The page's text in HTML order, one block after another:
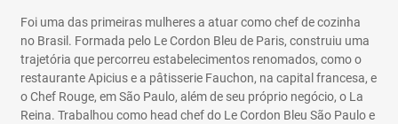
Foi uma das primeiras mulheres a atuar como chef de cozinha
no Brasil. Formada pelo Le Cordon Bleu de Paris, construiu uma
trajetória que percorreu estabelecimentos renomados, como o
restaurante Apicius e a pâtisserie Fauchon, na capital francesa, e
o Chef Rouge, em São Paulo, além de seu próprio negócio, o La
Reina. Trabalhou como head chef do Le Cordon Bleu São Paulo e